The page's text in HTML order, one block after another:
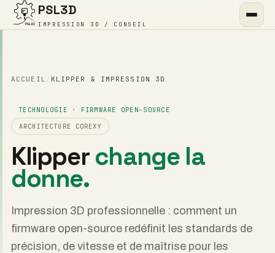
PSL3D
IMPRESSION 3D / CONSEIL
ACCUEIL / KLIPPER & IMPRESSION 3D
TECHNOLOGIE · FIRMWARE OPEN-SOURCE
ARCHITECTURE COREXY
Klipperchange la
donne.
Impression 3D professionnelle : comment un
firmware open-source redéfinit les standards de
précision, de vitesse et de maîtrise pour les